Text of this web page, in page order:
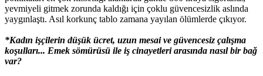
yevmiyeli gitmek zorunda kaldığı için çoklu güvencesizlik aslında
yaygınlaştı. Asıl korkunç tablo zamana yayılan ölümlerde çıkıyor.
*Kadın işçilerin düşük ücret, uzun mesai ve güvencesiz çalışma
koşulları... Emek sömürüsü ile iş cinayetleri arasında nasıl bir bağ
var?